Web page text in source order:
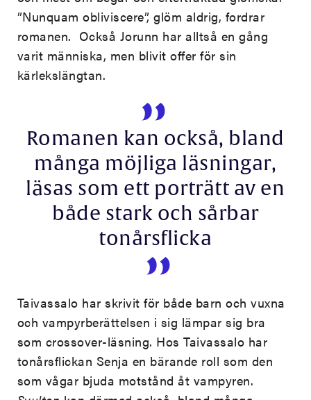
”Nunquam obliviscere”, glöm aldrig, fordrar
romanen. Också Jorunn har alltså en gång
varit människa, men blivit offer för sin
kärlekslängtan.
Romanen kan också, bland
många möjliga läsningar,
läsas som ett porträtt av en
både stark och sårbar
tonårsflicka
Taivassalo har skrivit för både barn och vuxna
och vampyrberättelsen i sig lämpar sig bra
som crossover-läsning. Hos Taivassalo har
tonårsflickan Senja en bärande roll som den
som vågar bjuda motstånd åt vampyren.